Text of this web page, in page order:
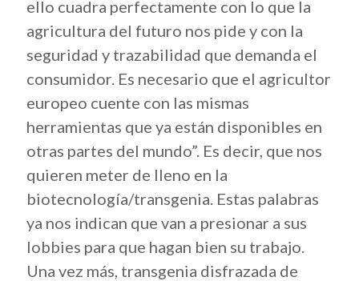
ello cuadra perfectamente con lo que la
agricultura del futuro nos pide y con la
seguridad y trazabilidad que demanda el
consumidor. Es necesario que el agricultor
europeo cuente con las mismas
herramientas que ya están disponibles en
otras partes del mundo”. Es decir, que nos
quieren meter de lleno en la
biotecnología/transgenia. Estas palabras
ya nos indican que van a presionar a sus
lobbies para que hagan bien su trabajo.
Una vez más, transgenia disfrazada de